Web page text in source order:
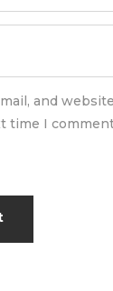
and
time I